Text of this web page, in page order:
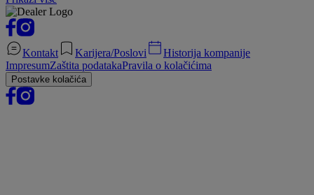
Kontakt Karijera/Poslovi
Historija kompanije
ImpresumZaštita podatakaPravila o kolačićima
Postavke kolačića